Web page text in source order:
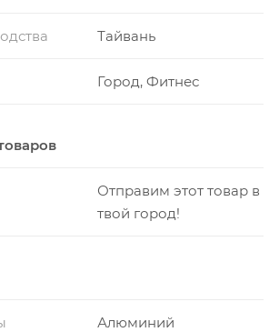
Тайвань
Город, Фитнес
Отправим этот товар в
твой город!
Алюминий